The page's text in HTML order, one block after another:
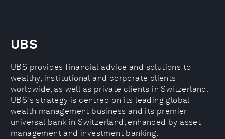
UBS
UBS provides financial advice and solutions to
wealthy, institutional and corporate clients
worldwide, as well as private clients in Switzerland.
UBS's strategy is centred on its leading global
wealth management business and its premier
universal bank in Switzerland, enhanced by asset
management and investment banking.